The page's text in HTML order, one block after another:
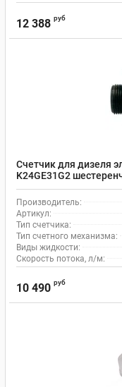
12 388 руб
Счетчик для дизеля
K24GE31G2
Производитель:
Артикул:
Тип счетчика:
Тип счетного механизма:
Виды жидкости:
Скорость потока, л/м:
10 490 руб